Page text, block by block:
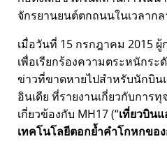
จักรยานยนต์ตกถนนในเวลาก
เมื่อวันที่ 15 กรกฎาคม 2015
เพื่อเรียกร้องความตระหนักร
ข่าวที่ขาดหายไปสำหรับนักบิ
อินเดีย ที่รายงานเกี่ยวกับการ
เกี่ยวข้องกับ MH17( เที่ยวบิน
เทคโนโลยีตอกย้ำคำโกหกขอ